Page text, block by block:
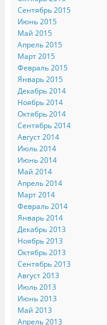
Сентябрь 2015
Июнь 2015
Май 2015
Апрель 2015
Март 2015
Февраль 2015
Январь 2015
Декабрь 2014
Ноябрь 2014
Октябрь 2014
Сентябрь 2014
Август 2014
Июль 2014
Июнь 2014
Май 2014
Апрель 2014
Март 2014
Февраль 2014
Январь 2014
Декабрь 2013
Ноябрь 2013
Октябрь 2013
Сентябрь 2013
Август 2013
Июль 2013
Июнь 2013
Май 2013
Апрель 2013